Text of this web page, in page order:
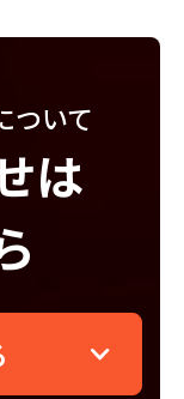
ついて
は